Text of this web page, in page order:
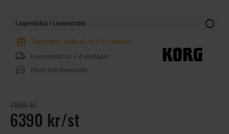
Lagerstatus / Leveranstid info
store Tillgänglig i butik på ca 1-4 vardagar.
local_shipping Leveranstid ca 1-4 vardagar.
warehouse Finns hos leverantör.
7690 kr
6390 kr/st